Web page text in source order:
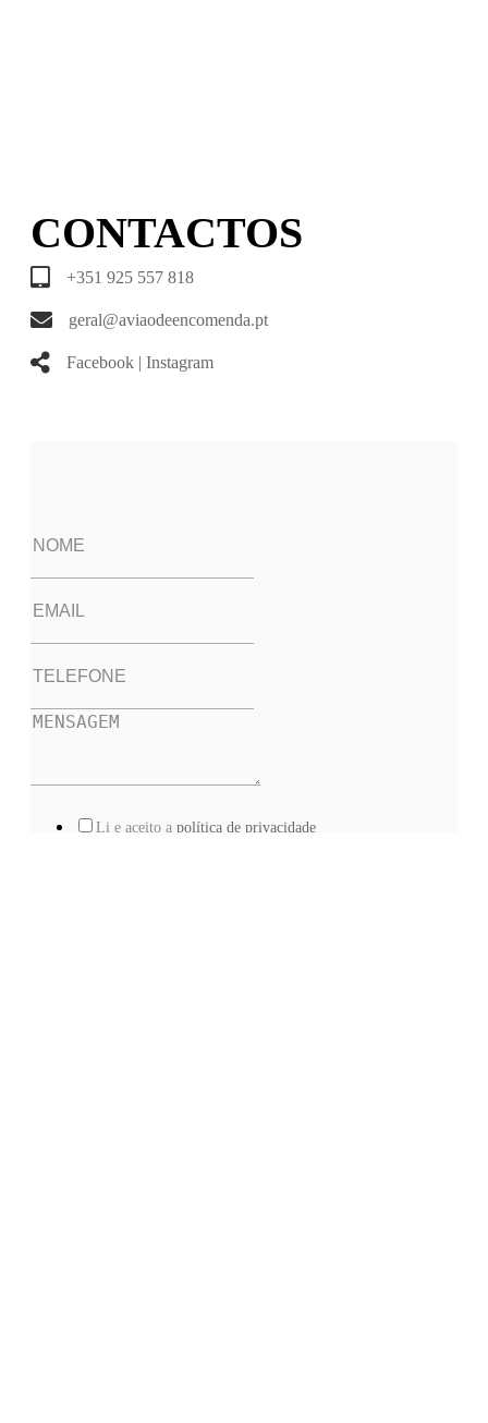
CONTACTOS
+351 925 557 818
geral@aviaodeencomenda.pt
Facebook | Instagram
Li e aceito a política de privacidade